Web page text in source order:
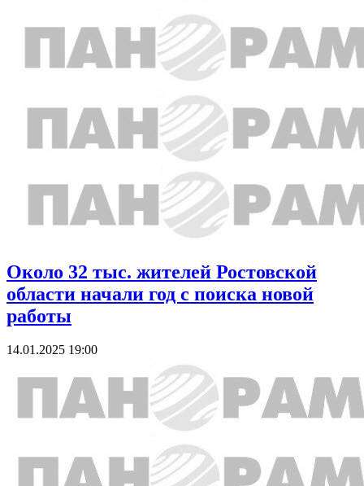
Около 32 тыс. жителей Ростовской
области начали год с поиска новой
работы
14.01.2025 19:00